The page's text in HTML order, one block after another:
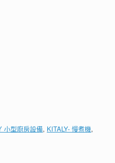
小型廚房設備, KITALY- 慢煮機,